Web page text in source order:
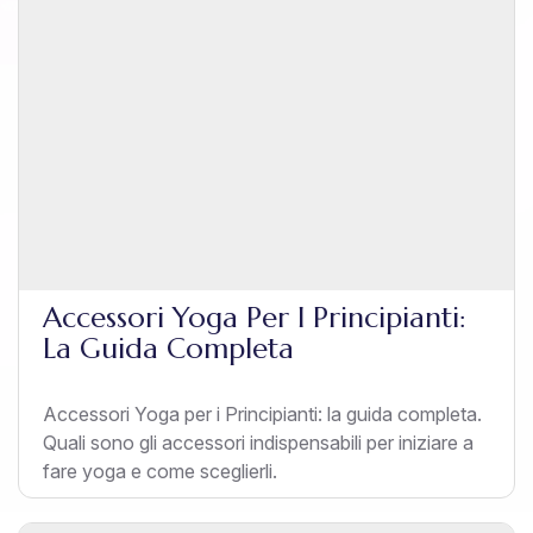
Accessori Yoga Per I Principianti:
La Guida Completa
Accessori Yoga per i Principianti: la guida completa.
Quali sono gli accessori indispensabili per iniziare a
fare yoga e come sceglierli.